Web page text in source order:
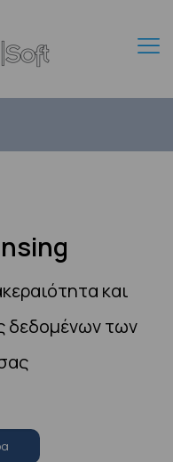
και
δεδομένων των